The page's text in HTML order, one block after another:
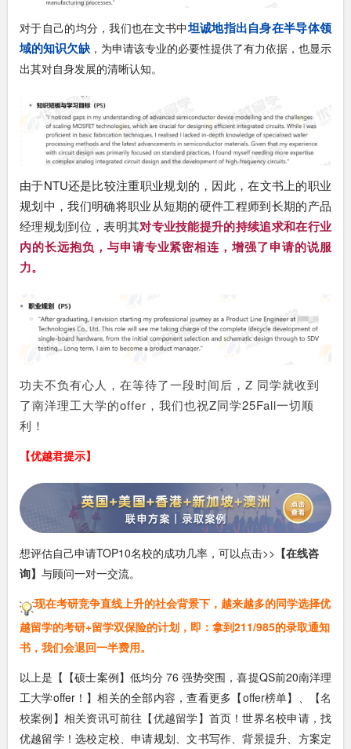
对于自己的均分，我们也在文书中坦诚地指出自身在半导体领
域的知识欠缺 ，为申请该专业的必要性提供了有力依据，也显示
出其对自身发展的清晰认知。
由于NTU还是比较注重职业规划的，因此，在文书上的职业
规划中，我们明确将职业从短期的硬件工程师到长期的产品
经理规划到位，表明其对专业技能提升的持续追求和在行业
内的长远抱负，与申请专业紧密相连，增强了申请的说服
力。
功夫不负有心人，在等待了一段时间后，Z 同学就收到
了南洋理工大学的offer，我们也祝Z同学25Fall一切顺
利！
【优越君提示】
想评估自己申请TOP10名校的成功几率，可以点击>> 【在线咨
询】 与顾问一对一交流。
现在考研竞争直线上升的社会背景下，越来越多的同学选择优
越留学的考研+留学双保险的计划，即：拿到211/985的录取通知
书，我们会退回一半费用。
以上是【【硕士案例】低均分 76 强势突围，喜提QS前20南洋理
工大学offer！】相关的全部内容，查看更多【offer榜单】、【名
校案例 】相关资讯可前往【优越留学】首页！世界名校申请，找
优越留学！选校定校、申请规划、文书写作、背景提升、方案定